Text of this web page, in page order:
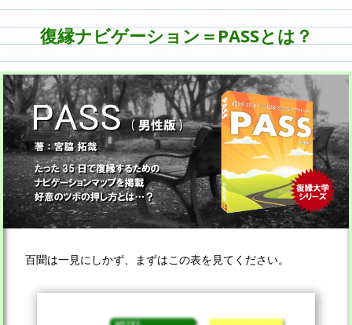
復縁ナビゲーション＝PASSとは？
百聞は一見にしかず、まずはこの表を見てください。